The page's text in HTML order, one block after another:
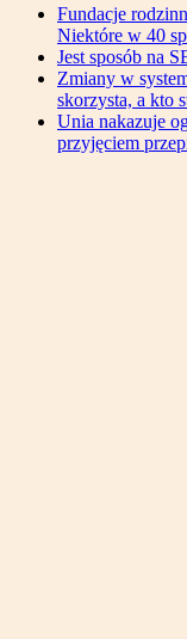
Fundacje
Niektóre w 40
Jest sposób na
Zmiany w
skorzysta, a kto
Unia nakazuje
przyjęciem